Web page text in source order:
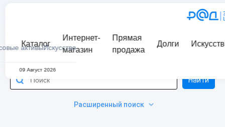
активыИскусство
Каталог
Интернет-
магазин
Прямая
продажа
Долги
09 Август 2026
Расширенный поиск
Найти